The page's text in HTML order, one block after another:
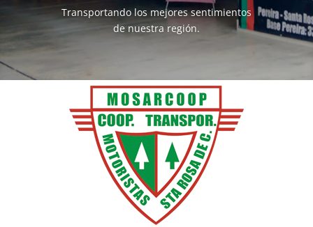
Transportando los mejores sentimientos
de nuestra región.